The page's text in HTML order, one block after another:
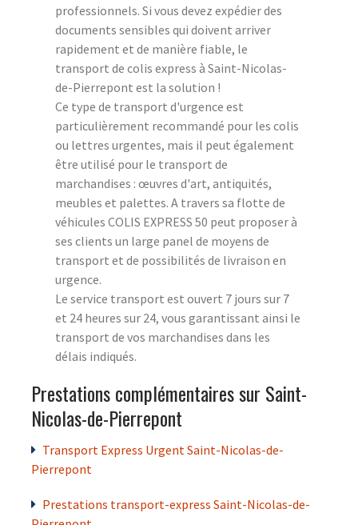
professionnels. Si vous devez expédier des
documents sensibles qui doivent arriver
rapidement et de manière fiable, le
transport de colis express à Saint-Nicolas-
de-Pierrepont est la solution !
Ce type de transport d'urgence est
particulièrement recommandé pour les colis
ou lettres urgentes, mais il peut également
être utilisé pour le transport de
marchandises : œuvres d'art, antiquités,
meubles et palettes. A travers sa flotte de
véhicules COLIS EXPRESS 50 peut proposer à
ses clients un large panel de moyens de
transport et de possibilités de livraison en
urgence.
Le service transport est ouvert 7 jours sur 7
et 24 heures sur 24, vous garantissant ainsi le
transport de vos marchandises dans les
délais indiqués.
Prestations complémentaires sur Saint-
Nicolas-de-Pierrepont
Transport Express Urgent Saint-Nicolas-de-
Pierrepont
Prestations transport-express Saint-Nicolas-de-